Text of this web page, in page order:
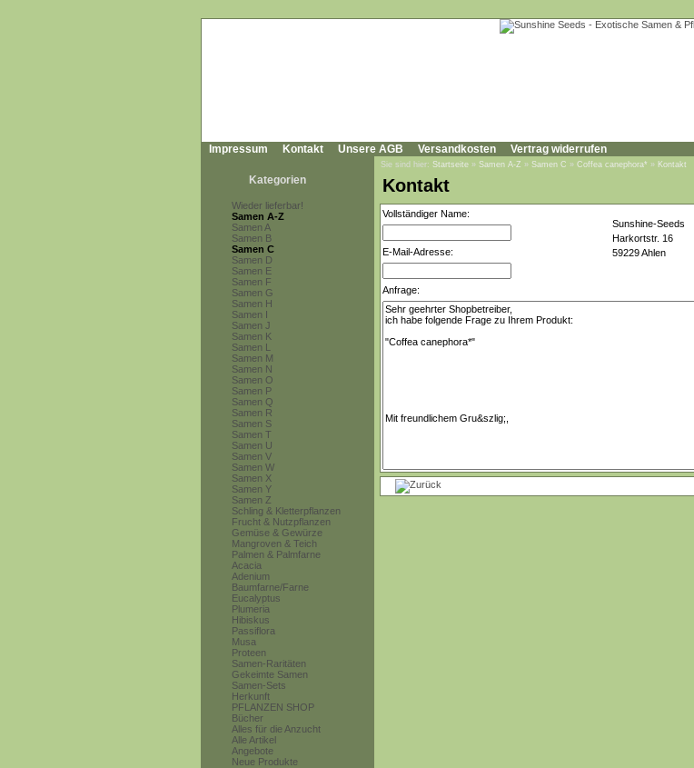
Impressum Kontakt Unsere AGB Versandkosten Vertrag widerrufen
Kategorien
Wieder lieferbar!
Samen A-Z
Samen A
Samen B
Samen C
Samen D
Samen E
Samen F
Samen G
Samen H
Samen I
Samen J
Samen K
Samen L
Samen M
Samen N
Samen O
Samen P
Samen Q
Samen R
Samen S
Samen T
Samen U
Samen V
Samen W
Samen X
Samen Y
Samen Z
Schling & Kletterpflanzen
Frucht & Nutzpflanzen
Gemüse & Gewürze
Mangroven & Teich
Palmen & Palmfarne
Acacia
Adenium
Baumfarne/Farne
Eucalyptus
Plumeria
Hibiskus
Passiflora
Musa
Proteen
Samen-Raritäten
Gekeimte Samen
Samen-Sets
Herkunft
PFLANZEN SHOP
Bücher
Alles für die Anzucht
Alle Artikel
Angebote
Neue Produkte
Sie sind hier: Startseite » Samen A-Z » Samen C » Coffea canephora* » Kontakt
Kontakt
Vollständiger Name:
Sunshine-Seeds
Harkortstr. 16
59229 Ahlen
E-Mail-Adresse:
Anfrage: